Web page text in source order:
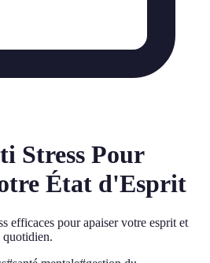
Stress Pour
État d'Esprit
efficaces pour apaiser votre esprit et
quotidien.